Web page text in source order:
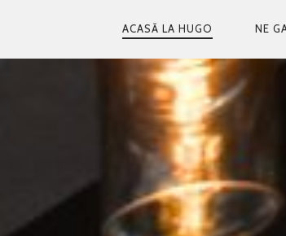
PRIMARY
NAVIGATION
ACASĂ LA HUGO NE